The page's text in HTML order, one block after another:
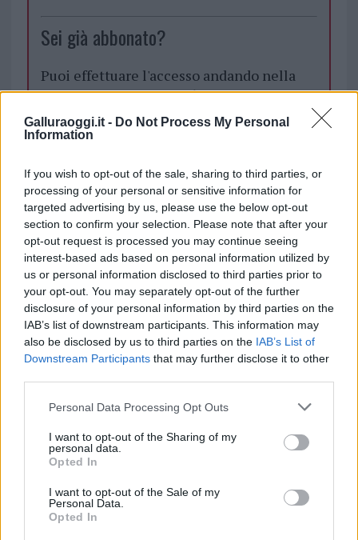
Galluraoggi.it - Do Not Process My Personal
Information
If you wish to opt-out of the sale, sharing to third parties, or
processing of your personal or sensitive information for
targeted advertising by us, please use the below opt-out
section to confirm your selection. Please note that after your
opt-out request is processed you may continue seeing
interest-based ads based on personal information utilized by
us or personal information disclosed to third parties prior to
your opt-out. You may separately opt-out of the further
disclosure of your personal information by third parties on the
IAB’s list of downstream participants. This information may
also be disclosed by us to third parties on the IAB’s List of
Downstream Participants that may further disclose it to other
Please note that this website/app uses one or more Google
not limited to your visit or usage behaviour. You may click to
grant or deny consent to Google and its third-party tags to
use your data for below specified purposes in below Google
consent section.
Personal Data Processing Opt Outs
I want to opt-out of the Sharing of my
personal data.
Opted In
I want to opt-out of the Sale of my
Personal Data.
Opted In
Sei già abbonato?
Puoi effettuare l'accesso andando nella
sezioneLogindal menù del sito o
cliccando qui
TEMI: Arzachena
Notizie in tempo reale?
Entra nel canale telegram di
GalluraOggi.it
Inviaci le tue segnalazioni,
i tuoi video e le tue foto
Ricevi le nostre ultime news